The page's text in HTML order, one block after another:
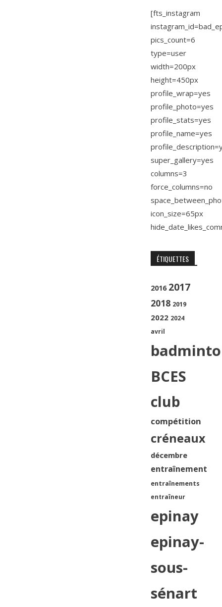
[fts_instagram
pics_count=6
type=user
width=200px
height=450px
profile_wrap=yes
profile_photo=yes
profile_stats=yes
profile_name=yes
super_gallery=yes
columns=3
force_columns=no
icon_size=65px
ÉTIQUETTES
2016 2017
2018 2019
2022 2024
avril
BCES
club
compétition
créneaux
décembre
entraînement
entraînements
entraîneur
epinay
epinay-
sous-
sénart